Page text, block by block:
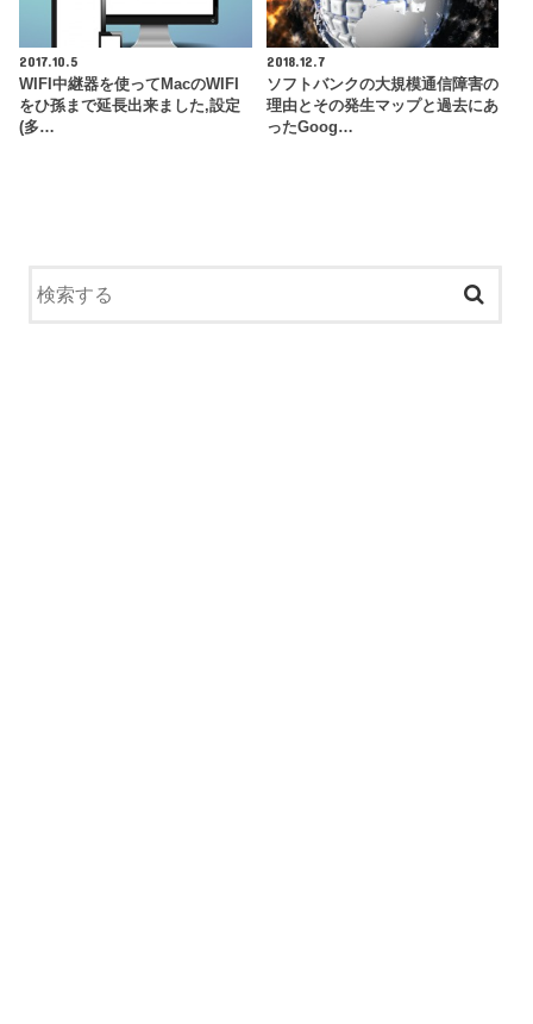
2017.10.5
WIFI中継器を使ってMacのWIFI
をひ孫まで延長出来ました,設定
(多…
2018.12.7
ソフトバンクの大規模通信障害の
理由とその発生マップと過去にあ
ったGoog…